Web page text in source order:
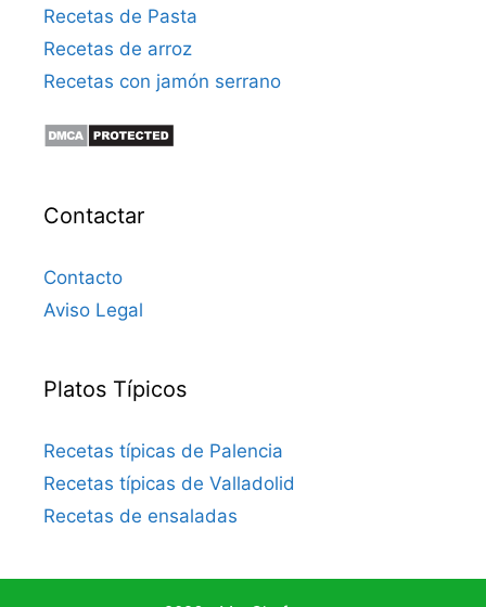
Recetas de Pasta
Recetas de arroz
Recetas con jamón serrano
Contactar
Contacto
Aviso Legal
Platos Típicos
Recetas típicas de Palencia
Recetas típicas de Valladolid
Recetas de ensaladas